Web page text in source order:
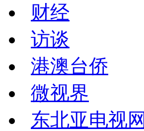
财经
访谈
港澳台侨
微视界
东北亚电视网